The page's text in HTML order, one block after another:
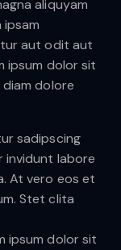
aliquyam
aut odit aut
ipsum dolor sit
dolore
sadipscing
invidunt labore
At vero eos et
Stet clita
ipsum dolor sit